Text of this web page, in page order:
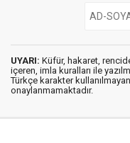
UYARI: Küfür, hakaret,
içeren, imla kuralları ile
Türkçe karakter
onaylanmamaktadır.